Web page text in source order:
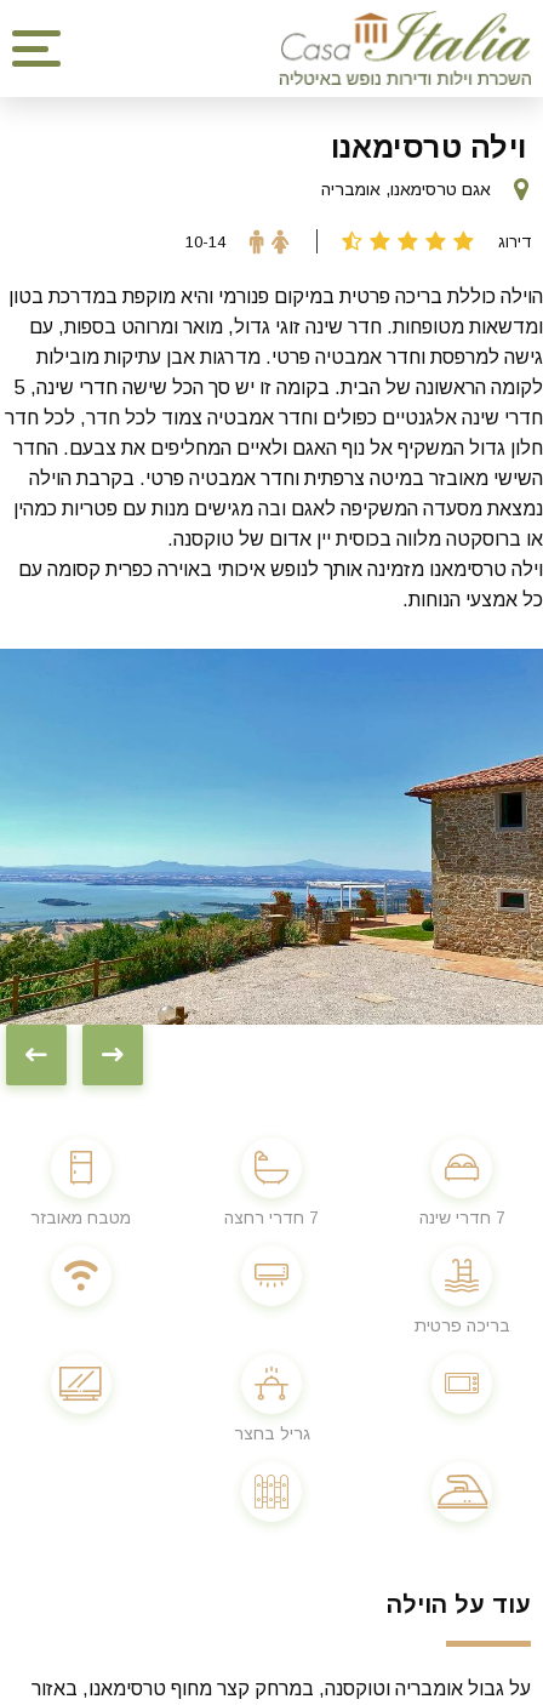
וילה טרסימאנו
דירוג 10-14
אגם טרסימאנו, אומבריה
הוילה כוללת בריכה פרטית במיקום פנורמי והיא מוקפת במדרכת בטון
ומדשאות מטופחות. חדר שינה זוגי גדול, מואר ומרוהט בספות, עם
גישה למרפסת וחדר אמבטיה פרטי. מדרגות אבן עתיקות מובילות
לקומה הראשונה של הבית. בקומה זו יש סך הכל שישה חדרי שינה, 5
חדרי שינה אלגנטיים כפולים וחדר אמבטיה צמוד לכל חדר, לכל חדר
חלון גדול המשקיף אל נוף האגם ולאיים המחליפים את צבעם. החדר
השישי מאובזר במיטה צרפתית וחדר אמבטיה פרטי. בקרבת הוילה
נמצאת מסעדה המשקיפה לאגם ובה מגישים מנות עם פטריות כמהין
או ברוסקטה מלווה בכוסית יין אדום של טוקסנה.
וילה טרסימאנו מזמינה אותך לנופש איכותי באוירה כפרית קסומה עם
כל אמצעי הנוחות.
7 חדרי שינה 7 חדרי רחצה מטבח מאובזר
בריכה פרטית
גריל בחצר
עוד על הוילה
על גבול אומבריה וטוקסנה, במרחק קצר מחוף טרסימאנו, באזור